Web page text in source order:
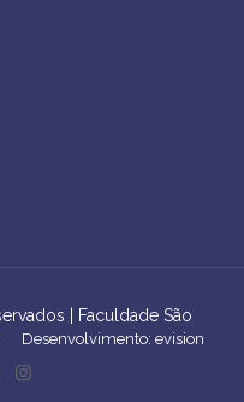
| Faculdade São
Desenvolvimento: evision